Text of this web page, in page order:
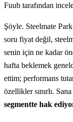
Fuub tarafından
Şöyle. Steelmate
soru fiyat değil,
senin için ne kadar
hafta beklemek
ettim; performans
özellikler sınırlı.
segmentte hak